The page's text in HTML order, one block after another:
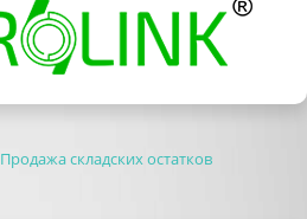
Продажа складских остатков